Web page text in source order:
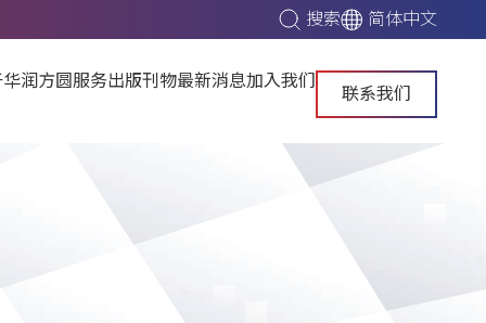
搜索 简体中文
润方圆服务出版刊物最新消息加入我们
联系我们